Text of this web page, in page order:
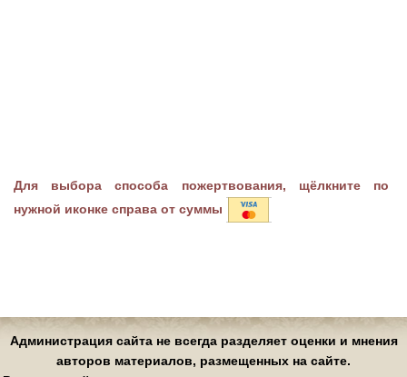
Для выбора способа пожертвования, щёлкните по
нужной иконке справа от суммы
Администрация сайта не всегда разделяет оценки и мнения
авторов материалов, размещенных на сайте.